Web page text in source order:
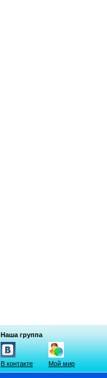
Наша группа
В контакте Мой мир